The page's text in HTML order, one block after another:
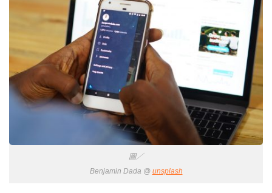
圖／
Benjamin Dada @ unsplash